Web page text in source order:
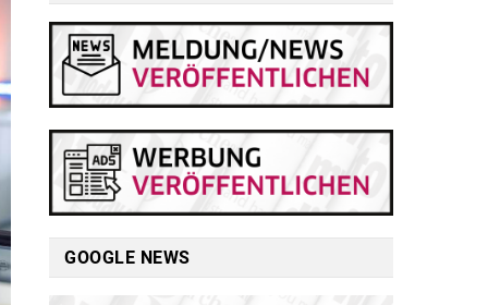
GOOGLE NEWS